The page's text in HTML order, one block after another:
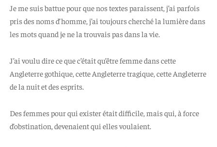
Je me suis battue pour que nos textes paraissent, j’ai parfois
pris des noms d’homme, j’ai toujours cherché la lumière dans
les mots quand je ne la trouvais pas dans la vie.
J’ai voulu dire ce que c’était qu’être femme dans cette
Angleterre gothique, cette Angleterre tragique, cette Angleterre
de la nuit et des esprits.
Des femmes pour qui exister était difficile, mais qui, à force
d’obstination, devenaient qui elles voulaient.